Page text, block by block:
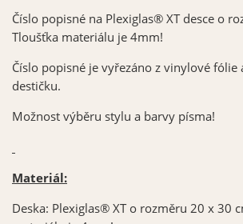
Číslo popisné na Plexiglas® XTdesce o
Tloušťka materiálu je 4mm!
Číslo popisné je vyřezáno z vinylové fólie
destičku.
Možnost výběru stylu a barvy písma!
Materiál:
Deska: Plexiglas® XTo rozměru 20 x 30